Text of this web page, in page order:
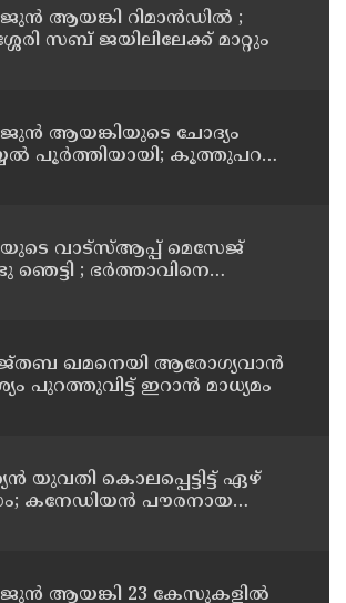
ആയങ്കി റിമാന്‍ഡില്‍ ;
സബ് ജയിലിലേക്ക് മാറ്റും
ആയങ്കിയുടെ ചോദ്യം
പൂര്‍ത്തിയായി; കൂത്തുപറമ്പ്
വാട്സ്ആപ്പ് മെസേജ്
ഞെട്ടി ; ഭര്‍ത്താവിനെ
സുഹൃത്തും ഒളിവില്‍
ഖമനെയി ആരോഗ്യവാന്‍
പുറത്തുവിട്ട് ഇറാന്‍ മാധ്യമം
യുവതി കൊലപ്പെട്ടിട്ട് ഏഴ്
കനേഡിയന്‍ പൗരനായ
ആയങ്കി 23 കേസുകളില്‍